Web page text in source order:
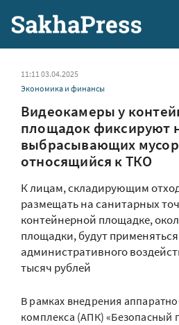
11:11 03.04.2025
Экономика и финансы
Видеокамеры у
площадок фиксируют
выбрасывающих
относящийся к ТКО
К лицам, складирующим
размещать на санитарных
контейнерной площадке,
площадки, будут
административного
тысяч рублей
В рамках внедрения
комплекса (АПК) «Безопасный